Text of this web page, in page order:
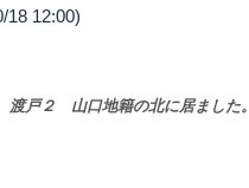
10/18 12:00)
戸２ 山口地籍の北に居ました。